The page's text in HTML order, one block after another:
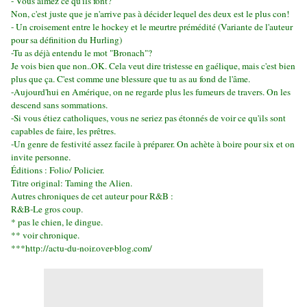
Non, c'est juste que je n'arrive pas à décider lequel des deux est le plus con!
- Un croisement entre le hockey et le meurtre prémédité (Variante de l'auteur
pour sa définition du Hurling)
-Tu as déjà entendu le mot "Bronach"?
Je vois bien que non..OK. Cela veut dire tristesse en gaélique, mais c'est bien
plus que ça. C'est comme une blessure que tu as au fond de l'âme.
-Aujourd'hui en Amérique, on ne regarde plus les fumeurs de travers. On les
descend sans sommations.
-Si vous étiez catholiques, vous ne seriez pas étonnés de voir ce qu'ils sont
capables de faire, les prêtres.
-Un genre de festivité assez facile à préparer. On achète à boire pour six et on
invite personne.
Éditions : Folio/ Policier.
Titre original: Taming the Alien.
Autres chroniques de cet auteur pour R&B :
R&B-Le gros coup.
* pas le chien, le dingue.
** voir chronique.
***http://actu-du-noir.over-blog.com/